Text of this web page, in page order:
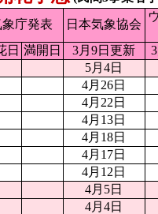
象庁発表 日本気象協会
日 満開日 3月9日更新
5月4日
4月26日
4月22日
4月13日
4月18日
4月17日
4月12日
4月5日
4月4日